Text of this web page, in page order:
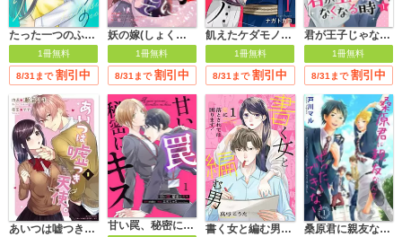
たった一つのふたり【合冊版】
1冊無料
8/31まで 割引中
妖の嫁(しょくりょう)になんてなりませんので
1冊無料
8/31まで 割引中
飢えたケダモノ【合冊版】
1冊無料
8/31まで 割引中
君が王子じゃなくなる時【合冊版】
1冊無料
8/31まで 割引中
あいつは嘘つき天使。 甘い罠、秘密にキス 書く女と編む男─恋に落とされては困ります！─【合冊版】 桑原君に親友なんてぜったいできない